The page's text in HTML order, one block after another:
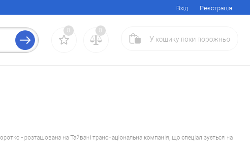
Вхід Реєстрація
0 0
У кошику поки порожньо
- розташована на Тайвані транснаціональна компанія, що спеціалізується на